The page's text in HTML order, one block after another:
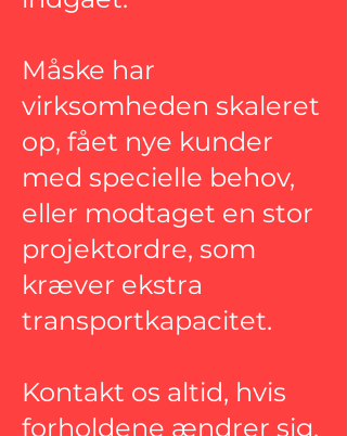
Måske har
virksomheden skaleret
op, fået nye kunder
med specielle behov,
eller modtaget en stor
projektordre, som
kræver ekstra
transportkapacitet.
Kontakt os altid, hvis
forholdene ændrer sig,